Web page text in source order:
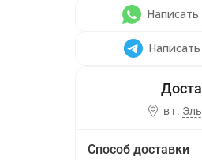
Написать
в г.
Способ доставки